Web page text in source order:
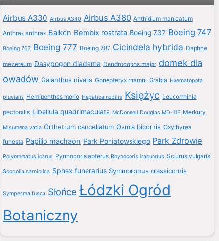
Airbus A330 Airbus A340 Airbus A380 Anthidium manicatum
Anthrax anthrax Balkon Bembix rostrata Boeing 737 Boeing 747
Boeing 767 Boeing 777 Boeing 787 Cicindela hybrida Daphne
mezereum Dasypogon diadema Dendrocopos major domek dla
owadów Galanthus nivalis Gonepteryx rhamni Grabia Haematopota
pluvialis Hemipenthes morio Hepatica nobilis Księżyc Leucorrhinia
pectoralis Libellula quadrimaculata McDonnell Douglas MD-11F Merkury
Misumena vatia Orthetrum cancellatum Osmia bicornis Oxythyrea
funesta Papilio machaon Park Poniatowskiego Park Zdrowie
Polyommatus icarus Pyrrhocoris apterus Rhynocoris iracundus Sciurus vulgaris
Scopolia carniolica Sphex funerarius Symmorphus crassicornis
Sympecma fusca Słońce Łódzki Ogród
Botaniczny